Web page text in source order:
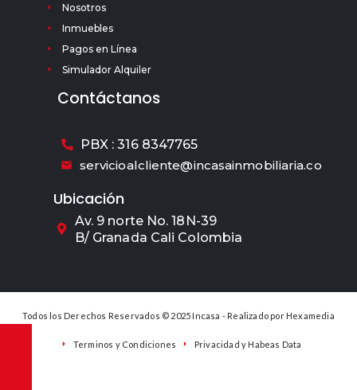
Nosotros
Inmuebles
Pagos en Línea
Simulador Alquiler
Contáctanos
PBX : 316 8347765
servicioalcliente@incasainmobiliaria.co
Ubicación
Av. 9 norte No. 18N-39
B/ Granada Cali Colombia
Todos los Derechos Reservados © 2025 Incasa - Realizado por Hexamedia
Terminos y Condiciones Privacidad y Habeas Data